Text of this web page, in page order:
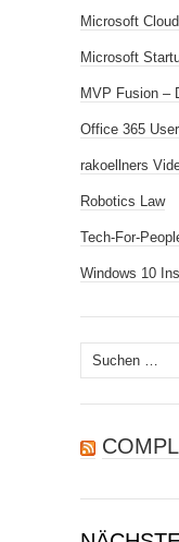
Microsoft
Microsoft
MVP Fusion –
Office 365
rakoellners
Robotics Law
Tech-For-
Windows 10
Suchen
nach: